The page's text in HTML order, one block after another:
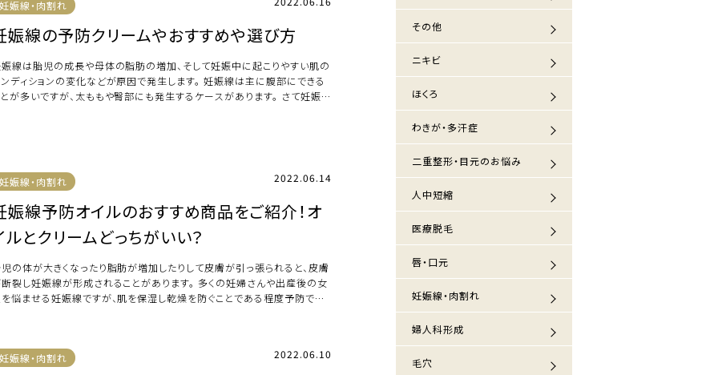
妊娠線・肉割れ
娠線の予防クリームやおすすめや選び方
線は胎児の成長や母体の脂肪の増加、そして妊娠中に起こりやすい肌の
ディションの変化などが原因で発生します。 妊娠線は主に腹部にできる
が多いですが、太ももや臀部にも発生するケースがあります。 さて妊娠線
妊娠線・肉割れ 2022.06.14
娠線予防オイルのおすすめ商品をご紹介！オ
ルとクリームどっちがいい？
の体が大きくなったり脂肪が増加したりして皮膚が引っ張られると、皮膚
裂し妊娠線が形成されることがあります。 多くの妊婦さんや出産後の女
悩ませる妊娠線ですが、肌を保湿し乾燥を防ぐことである程度予防でき
妊娠線・肉割れ 2022.06.10
その他
ニキビ
ほくろ
わきが・多汗症
二重整形・目元のお悩み
人中短縮
医療脱毛
唇・口元
妊娠線・肉割れ
婦人科形成
毛穴